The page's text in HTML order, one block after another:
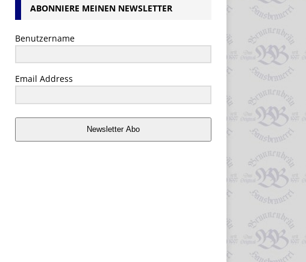
ABONNIERE MEINEN NEWSLETTER
Benutzername
Email Address
Newsletter Abo